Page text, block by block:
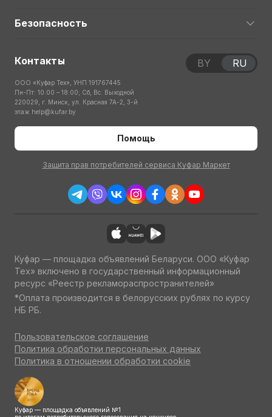
Безопасность
Контакты
ООО «Куфар Тех», УНП 191767445
Пн-Пт: 10:00 – 18:00; Сб, Вс: Выходной
220029, г. Минск, ул. Красная 7А-2, 3-й
этаж help@kufar.by
Помощь
Защита прав потребителей сервиса Куфар Маркет
BY RU
Куфар — площадка объявлений Беларуси. ООО «Куфар
Тех» включено в государственный информационный
ресурс «Реестр рекламораспространителей»
*Оплата производится в белорусских рублях по курсу
НБ РБ.
Пользовательское соглашение
Политика обработки персональных данных
Политика в отношении обработки cookie
Куфар — площадка объявлений №1